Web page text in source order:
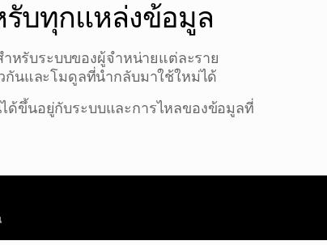
รับทุกแหล่งข้อมูล
หรับระบบของผู้จำหน่ายแต่ละราย
วกันและโมดูลที่นำกลับมาใช้ใหม่ได้
ด้ขึ้นอยู่กับระบบและการไหลของข้อมูลที่